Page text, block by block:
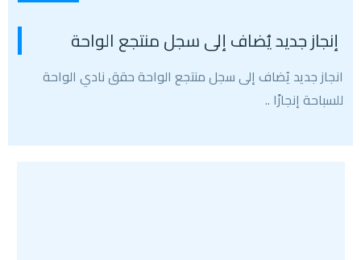
إنجاز جديد يُضاف إلى سجل منتجع الواحة
انجاز جديد يُضاف إلى سجل منتجع الواحة حقق نادي الواحة
للسباحة إنجازًا ..